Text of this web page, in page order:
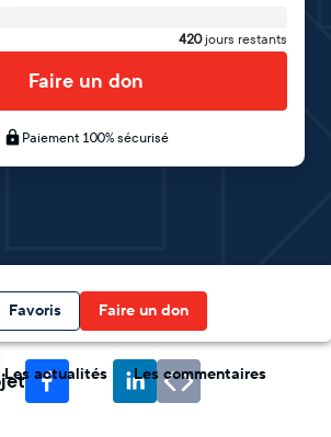
420 jours restants
Faire un don
Paiement 100% sécurisé
Favoris Faire un don
Les actualités Les commentaires